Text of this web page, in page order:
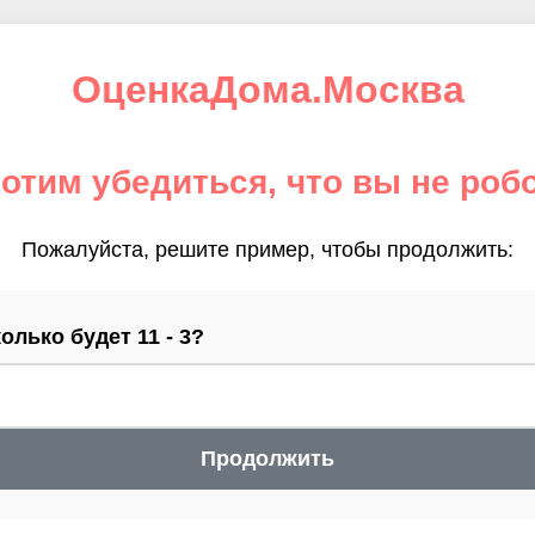
ОценкаДома.Москва
убедиться, что вы не
Пожалуйста, решите пример, чтобы продолжить:
будет 11 - 3?
Продолжить